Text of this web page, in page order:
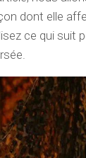
dont elle
ce qui suit